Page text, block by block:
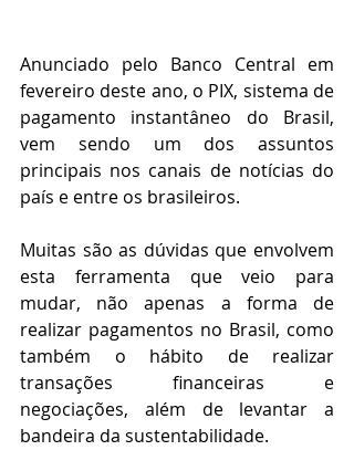
Anunciado pelo Banco Central em
fevereiro deste ano, o PIX, sistema de
pagamento instantâneo do Brasil,
vem sendo um dos assuntos
principais nos canais de notícias do
país e entre os brasileiros.
Muitas são as dúvidas que envolvem
esta ferramenta que veio para
mudar, não apenas a forma de
realizar pagamentos no Brasil, como
também o hábito de realizar
transações financeiras e
negociações, além de levantar a
bandeira da sustentabilidade.